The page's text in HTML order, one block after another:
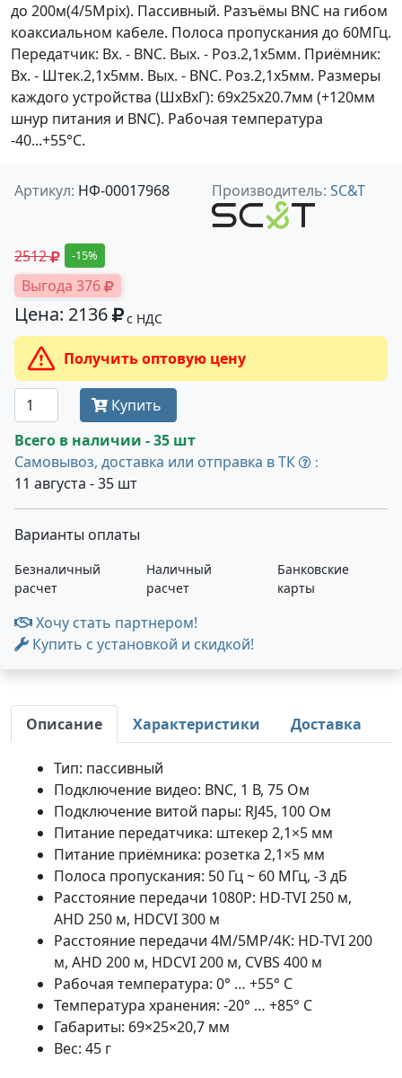
до 200м(4/5Mpix). Пассивный. Разъёмы BNC на гибом
коаксиальном кабеле. Полоса пропускания до 60МГц.
Передатчик: Вх. - BNC. Вых. - Роз.2,1х5мм. Приёмник:
Вх. - Штек.2,1х5мм. Вых. - BNC. Роз.2,1х5мм. Размеры
каждого устройства (ШxВxГ): 69х25х20.7мм (+120мм
шнур питания и BNC). Рабочая температура
-40...+55°C.
Артикул: НФ-00017968 Производитель: SC&T
2512 -15%
Выгода 376
Цена: 2136 с НДС
Получить оптовую цену
Купить
Всего в наличии - 35 шт
Самовывоз, доставка или отправка в ТК
:
11 августа - 35 шт
Варианты оплаты
Безналичный
расчет
Наличный
расчет
Банковские
карты
Хочу стать партнером!
Купить с установкой и скидкой!
Описание Характеристики Доставка
Тип: пассивный
Подключение видео: BNC, 1 В, 75 Ом
Подключение витой пары: RJ45, 100 Ом
Питание передатчика: штекер 2,1×5 мм
Питание приёмника: розетка 2,1×5 мм
Полоса пропускания: 50 Гц ~ 60 МГц, -3 дБ
Расстояние передачи 1080P: HD-TVI 250 м,
AHD 250 м, HDCVI 300 м
Расстояние передачи 4M/5MP/4K: HD-TVI 200
м, AHD 200 м, HDCVI 200 м, CVBS 400 м
Рабочая температура: 0° … +55° C
Температура хранения: -20° … +85° C
Габариты: 69×25×20,7 мм
Вес: 45 г